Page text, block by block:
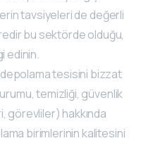
tavsiyeleri de değerli
bu sektörde olduğu,
edinin.
tesisini bizzat
temizliği, güvenlik
görevliler) hakkında
birimlerinin kalitesini